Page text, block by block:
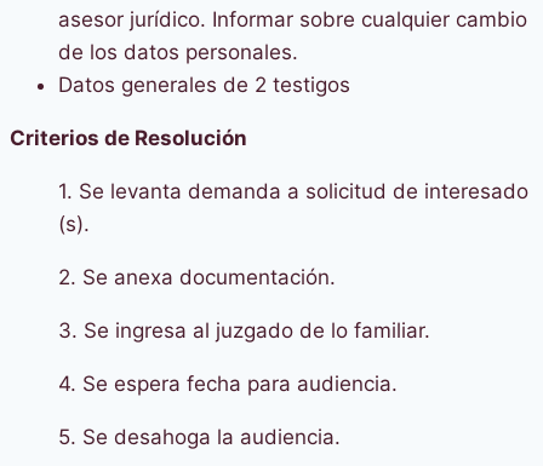
asesor jurídico. Informar sobre cualquier cambio
de los datos personales.
Datos generales de 2 testigos
Criterios de Resolución
1. Se levanta demanda a solicitud de interesado
(s).
2. Se anexa documentación.
3. Se ingresa al juzgado de lo familiar.
4. Se espera fecha para audiencia.
5. Se desahoga la audiencia.